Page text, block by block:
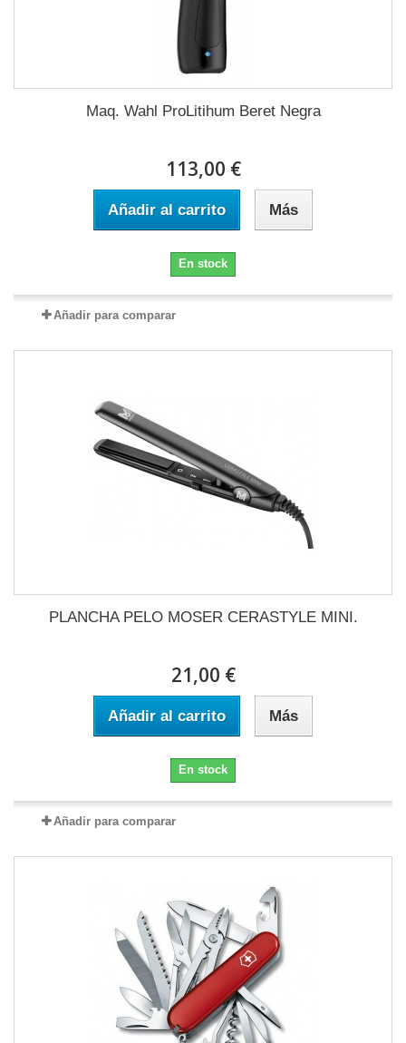
Maq. Wahl ProLitihum Beret Negra
113,00 €
Añadir al carrito Más
En stock
Añadir para comparar
PLANCHA PELO MOSER CERASTYLE MINI.
21,00 €
Añadir al carrito Más
En stock
Añadir para comparar